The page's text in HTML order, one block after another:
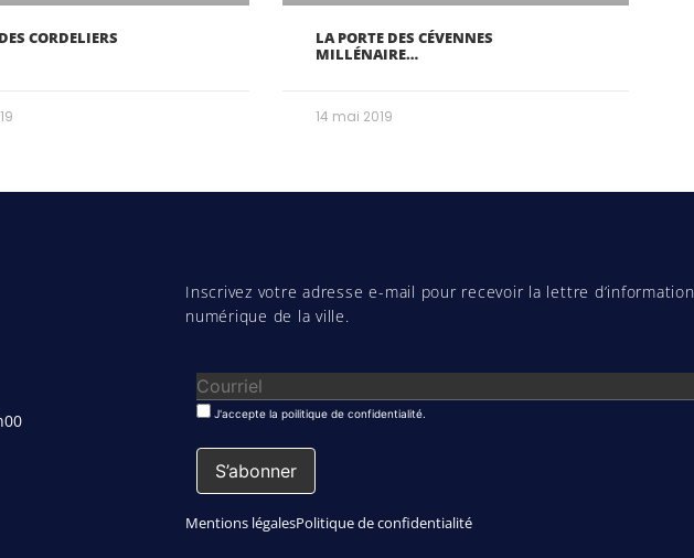
CORDELIERS
LA PORTE DES CÉVENNES
MILLÉNAIRE…
14 mai 2019
Inscrivez votre adresse e-mail pour recevoir la lettre d’information
numérique de la ville.
J'accepte la poilitique de confidentialité.
Mentions légalesPolitique de confidentialité